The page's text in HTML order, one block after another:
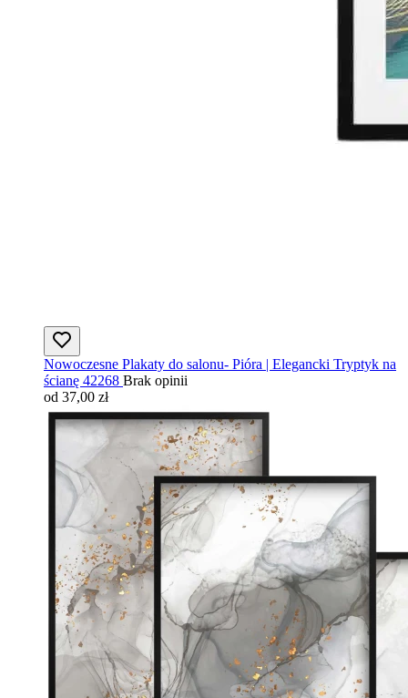
Nowoczesne Plakaty do salonu- Pióra | Elegancki Tryptyk na
ścianę 42268 Brak opinii
od 37,00 zł